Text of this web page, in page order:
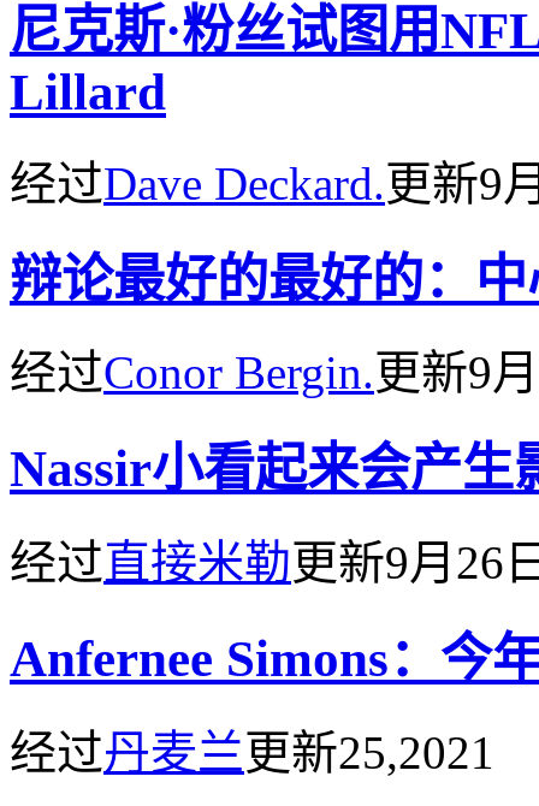
尼克斯·粉丝试图用
Lillard
经过Dave Deckard.更新9
辩论最好的最好的：中
经过Conor Bergin.更新9
Nassir小看起来会产生
经过直接米勒更新9月26
Anfernee Simons：今
经过丹麦兰更新25,2021